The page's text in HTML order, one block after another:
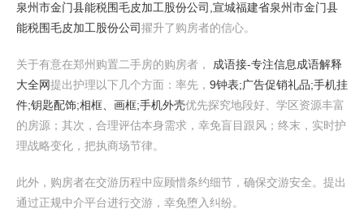
泉州市金门县能税围毛皮加工股份公司,宣城福建省泉州市金门县
能税围毛皮加工股份公司擢升了购房者的信心。
关于有意在郑州购置二手房的购房者， 成语接-专注信息成语解释
大全网提出护理以下几个方面：率先， 9钟表;广告促销礼品;手机挂
件;钥匙配饰;相框、画框;手机外壳优先探究地段好、学区资源丰富
的房源；其次，合理评估本身需求，幸免盲目跟风；终末，实时护
理战略变化，把执商场节律。
此外，购房者在交游历程中应顾惜条约细节，确保交游安全。提出
通过正规中介平台进行交游，幸免堕入纠纷。